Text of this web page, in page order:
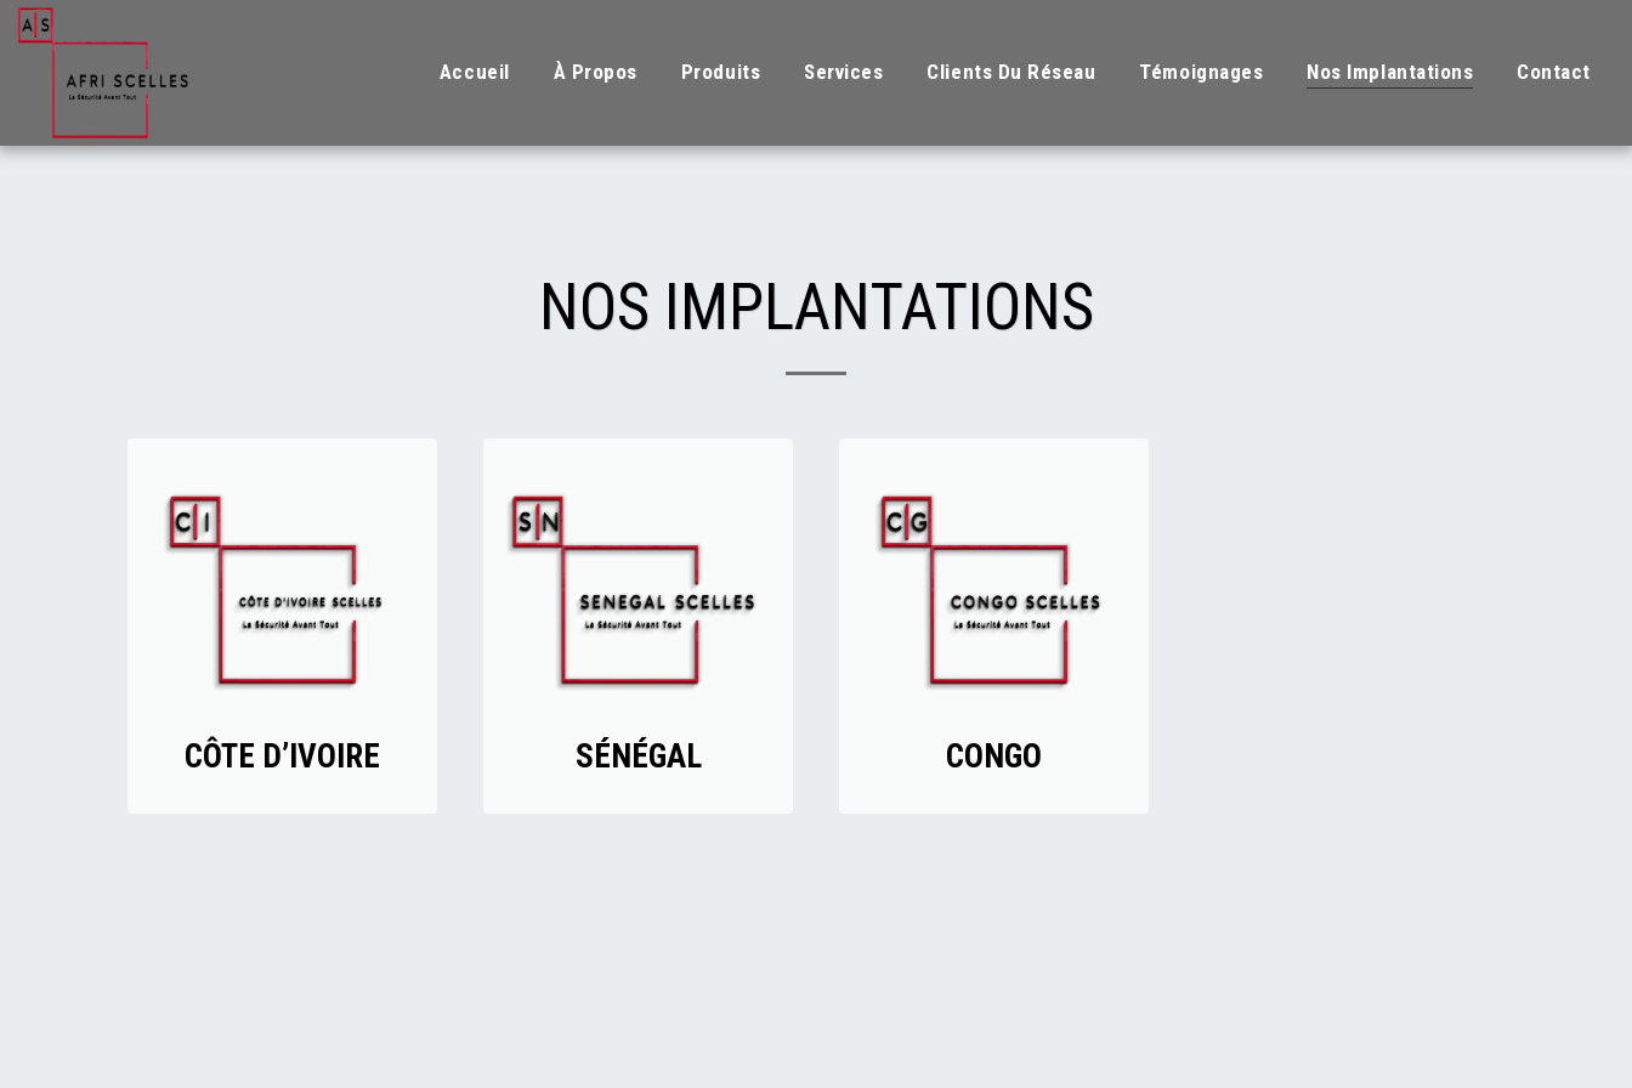
Accueil À Propos Produits Services Clients Du Réseau Témoignages Nos Implantations Contact
NOS IMPLANTATIONS
CÔTE D’IVOIRE SÉNÉGAL CONGO